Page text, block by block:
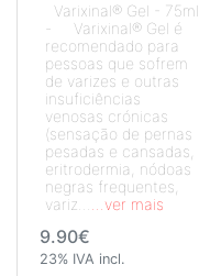
Varixinal® Gel - 75ml
- Varixinal® Gel é
recomendado para
pessoas que sofrem
de varizes e outras
insuficiências
venosas crónicas
(sensação de pernas
pesadas e cansadas,
eritrodermia, nódoas
negras frequentes,
variz...
...ver mais
9.90€
23% IVA incl.